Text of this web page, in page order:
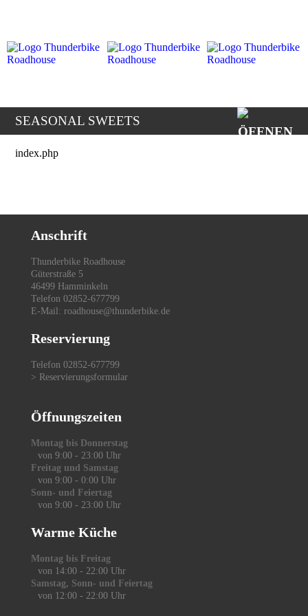
SEASONAL SWEETS
index.php
Anschrift
Thunderbike Roadhouse
Güterstraße 5
46499 Hamminkeln
Telefon 02852-677799
E-Mail: roadhouse@thunderbike.de
Reservierung
Telefon 02852-677799
> Reservierungsformular
Öffnungszeiten
Montag bis Donnerstag
von 9:00 - 23:00 Uhr
Freitag und Samstag
von 9:00 - 0:00 Uhr
Sonn- und Feiertag
von 9:00 - 23:00 Uhr
Warme Küche
Montag bis Freitag
von 14:00 - 22:00 Uhr
Samstag, Sonn- und Feiertag
von 12:00 - 22:00 Uhr